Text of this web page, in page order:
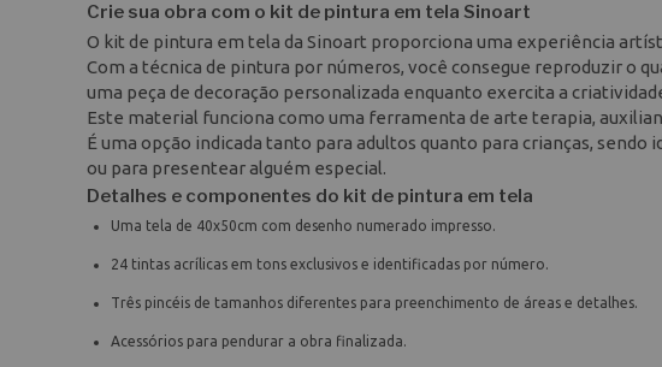
Crie sua obra com o kit de pintura em tela Sinoart
O kit de pintura em tela da Sinoart proporciona uma experiência
Com a técnica de pintura por números, você consegue reproduzir o
uma peça de decoração personalizada enquanto exercita a
Este material funciona como uma ferramenta de arte terapia,
É uma opção indicada tanto para adultos quanto para crianças,
ou para presentear alguém especial.
Detalhes e componentes do kit de pintura em tela
Uma tela de 40x50cm com desenho numerado impresso.
24 tintas acrílicas em tons exclusivos e identificadas por número.
Três pincéis de tamanhos diferentes para preenchimento de áreas e detalhes.
Acessórios para pendurar a obra finalizada.